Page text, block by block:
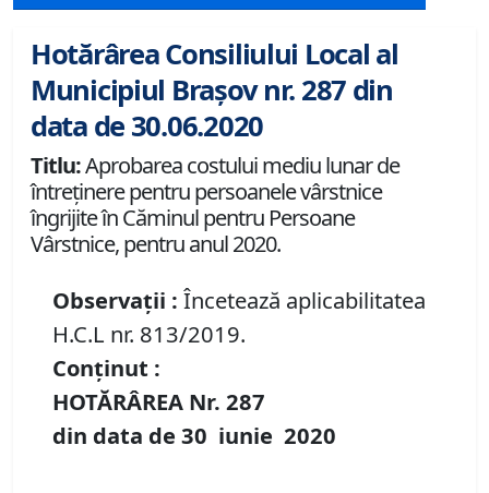
Hotărârea Consiliului Local al
Municipiul Brașov nr. 287 din
data de 30.06.2020
Titlu:Aprobarea costului mediu lunar de
întreţinere pentru persoanele vârstnice
îngrijite în Căminul pentru Persoane
Vârstnice, pentru anul 2020.
Observații : Încetează aplicabilitatea
H.C.L nr. 813/2019.
Conținut :
HOTĂRÂREA Nr. 287
din data de 30 iunie 2020